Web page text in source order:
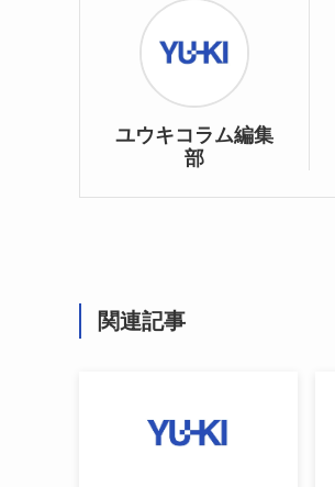
ユウキコラム編集
部
関連記事